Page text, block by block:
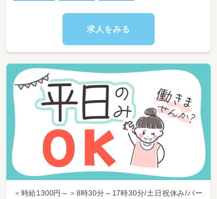
・11:00～昼食
・12:30～午睡(事務作業/ブレスチェック/休憩)
・16:30～降園
求人をみる
＜時給1300円～＞8時30分～17時30分/土日祝休み/パー